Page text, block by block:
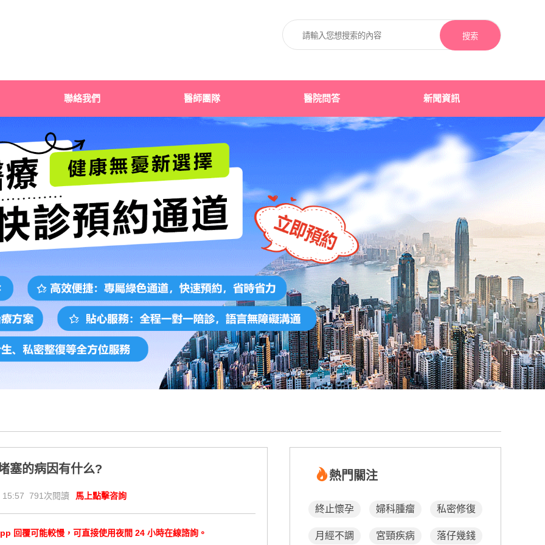
搜索
聯絡我們 醫師團隊 醫院問答 新聞資訊
塞的病因有什么?
15:57 791次閱讀 馬上點擊咨詢
回覆可能較慢，可直接使用夜間 24 小時在線諮詢。
熱門關注
終止懷孕 婦科腫瘤 私密修復
月經不調 宮頸疾病 落仔幾錢